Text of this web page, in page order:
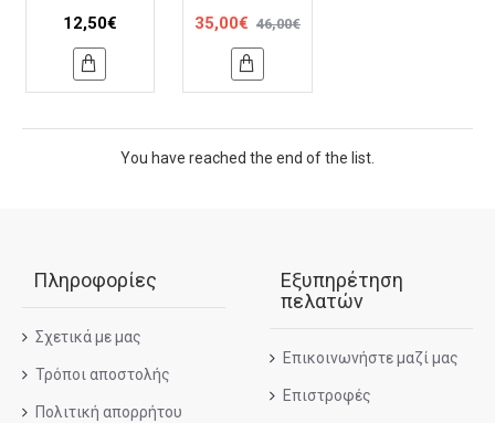
12,50€
35,00€ 46,00€
You have reached the end of the list.
Πληροφορίες
Σχετικά με μας
Τρόποι αποστολής
Πολιτική απορρήτου
Εξυπηρέτηση
πελατών
Επικοινωνήστε μαζί μας
Επιστροφές